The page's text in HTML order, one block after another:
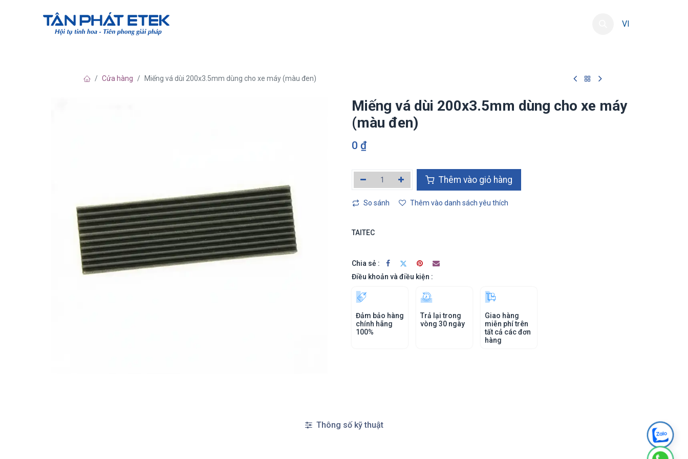
VI
Cửa hàng Miếng vá dùi 200x3.5mm dùng cho xe máy (màu đen)
Miếng vá dùi 200x3.5mm dùng cho xe máy
(màu đen)
0 ₫
Thêm vào giỏ hàng
So sánh Thêm vào danh sách yêu thích
TAITEC
Chia sẻ :
Điều khoản và điều kiện :
Đảm bảo hàng
chính hãng
100%
Trả lại trong
vòng 30 ngày
Giao hàng
miễn phí trên
tất cả các đơn
hàng
Thông số kỹ thuật